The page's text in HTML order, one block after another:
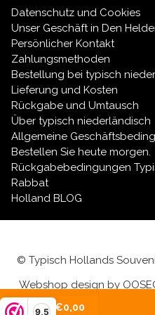
9,5
Direktlieferung:Alle
Website sehen, sind
langen Wartezeiten.
Schnell und sicher:
zerbrechliches
versenden es
Alles unter einem
übersichtlichen und
finden Sie alle Top-
Datenschutz und Cookies
Unser Geschäft in Den
Persönlicher Kontakt
Zahlungsmethoden
Bestellung bei typisch
Lieferung und Kosten
Rückgabe und Umtausch
Über typisch niederländisch
Allgemeine
Bestellen Sie heute morgen.
Rückgabebedingungen
Rabbat
Holland BLOG
© Typisch Hollands
Webshop design by
(0)| €0,00